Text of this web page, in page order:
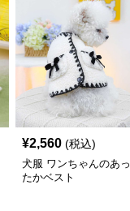
¥2,560 (税込)
犬服 ワンちゃんのあっ
たかベスト